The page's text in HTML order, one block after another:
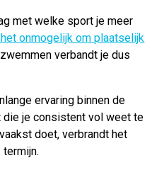
met welke sport je meer
onmogelijk om plaatselijk
verbandt je dus
ervaring binnen de
je consistent vol weet te
doet, verbrandt het